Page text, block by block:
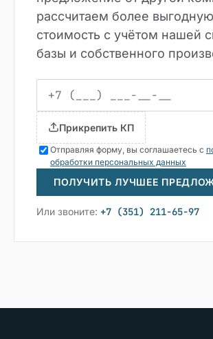
рассчитаем более выгодную
стоимость с учётом нашей
базы и собственного
Прикрепить КП
Отправляя форму, вы соглашаетесь с
обработки персональных данных
ПОЛУЧИТЬ ЛУЧШЕЕ
Или звоните: +7 (351) 211-65-97